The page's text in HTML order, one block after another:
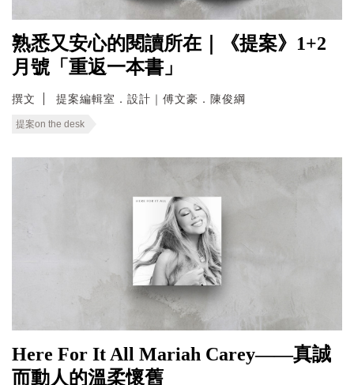
熟悉又安心的閱讀所在｜《提案》1+2
月號「重返一本書」
撰文 提案編輯室．設計｜傅文豪．陳俊綱
提案on the desk
Here For It All Mariah Carey——真誠
而動人的溫柔懷舊